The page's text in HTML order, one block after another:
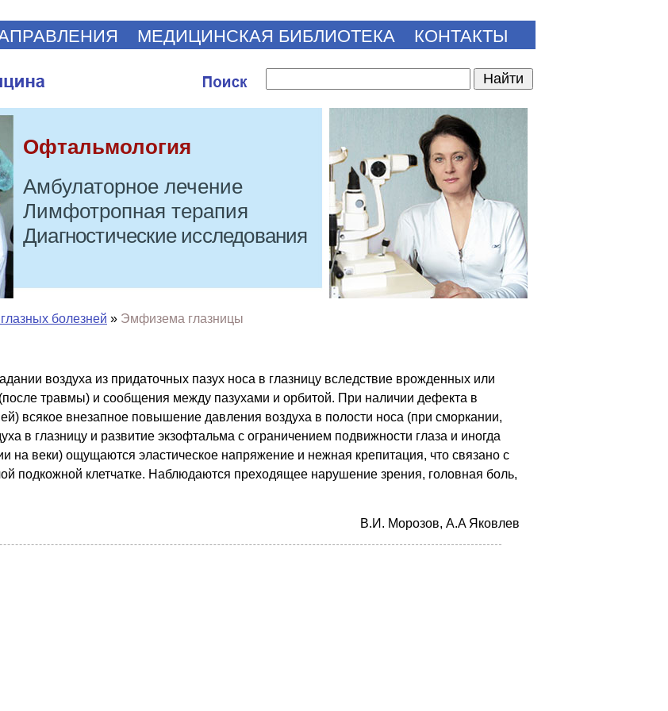
МЕДИЦИНСКАЯ БИБЛИОТЕКА КОНТАКТЫ
Офтальмология
Амбулаторное лечение
Лимфотропная терапия
Диагностические исследования
болезней » Эмфизема глазницы
воздуха из придаточных пазух носа в глазницу вследствие врожденных или
травмы) и сообщения между пазухами и орбитой. При наличии дефекта в
всякое внезапное повышение давления воздуха в полости носа (при сморкании,
в глазницу и развитие экзофтальма с ограничением подвижности глаза и иногда
на веки) ощущаются эластическое напряжение и нежная крепитация, что связано с
подкожной клетчатке. Наблюдаются преходящее нарушение зрения, головная боль,
B.И. Mopoзoв, A.A Якoвлев